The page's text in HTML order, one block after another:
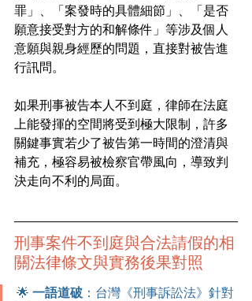
罪」、「案發時的具體細節」、「是否
願意接受對方的和解條件」等涉及個人
意願與親身經歷的問題，直接對被告進
行訊問。
如果刑事被告本人不到庭，律師在法庭
上能發揮的空間將受到極大限制，許多
關鍵事實若少了被告第一時間的澄清與
補充，極容易被檢察官帶風向，導致判
決走向不利的局面。
刑事案件不到庭與合法請假的相
關法律條文與實務後果對照
🌟 一語道破 ：台灣《刑事訴訟法》針對